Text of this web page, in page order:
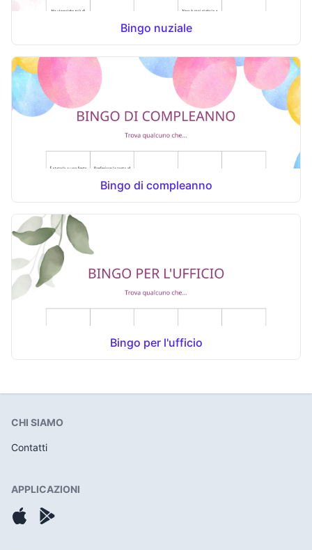
Bingo nuziale
Bingo di compleanno
Bingo per l'ufficio
CHI SIAMO
Contatti
APPLICAZIONI